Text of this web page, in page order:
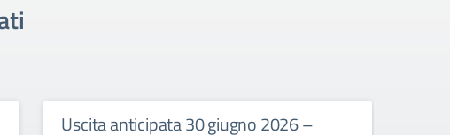
Uscita anticipata 30 giugno 2026 –